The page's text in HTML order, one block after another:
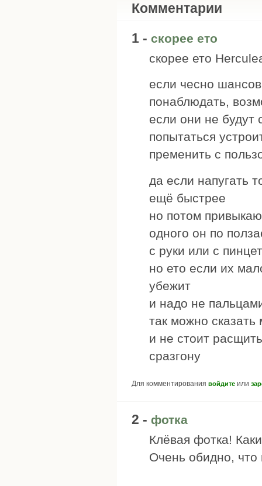
Комментарии
1 - скорее ето
скорее ето
если чесно
понаблюдать,
если они не будут
попытаться
пременить с
да если напугать
ещё быстрее
но потом
одного он по
с руки или с
но ето если их
убежит
и надо не
так можно
и не стоит
сразгону
Для комментирования войдите или
2 - фотка
Клёвая фотка!
Очень обидно,